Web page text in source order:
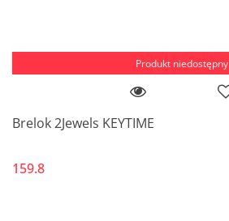
Produkt niedostępny
Brelok 2Jewels KEYTIME
159.8